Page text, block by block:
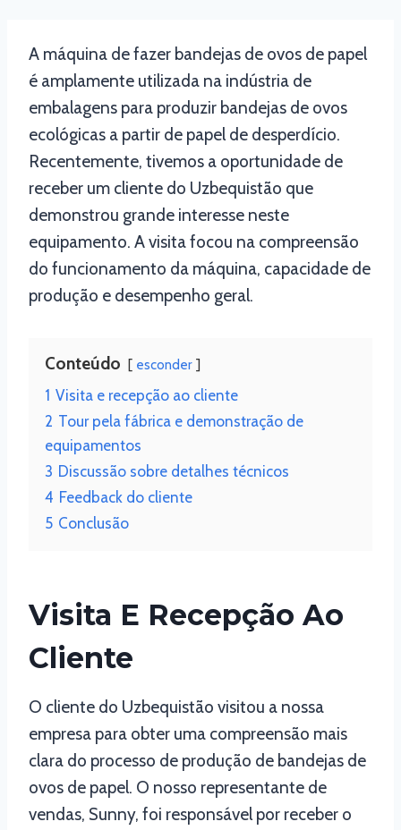
A máquina de fazer bandejas de ovos de papel
é amplamente utilizada na indústria de
embalagens para produzir bandejas de ovos
ecológicas a partir de papel de desperdício.
Recentemente, tivemos a oportunidade de
receber um cliente do Uzbequistão que
demonstrou grande interesse neste
equipamento. A visita focou na compreensão
do funcionamento da máquina, capacidade de
produção e desempenho geral.
Conteúdo esconder
1 Visita e recepção ao cliente
2 Tour pela fábrica e demonstração de
equipamentos
3 Discussão sobre detalhes técnicos
4 Feedback do cliente
5 Conclusão
Visita E Recepção Ao
Cliente
O cliente do Uzbequistão visitou a nossa
empresa para obter uma compreensão mais
clara do processo de produção de bandejas de
ovos de papel. O nosso representante de
vendas, Sunny, foi responsável por receber o